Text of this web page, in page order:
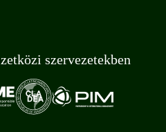
szervezetekben